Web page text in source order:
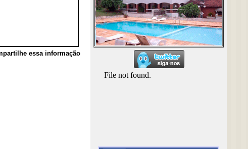
essa informação